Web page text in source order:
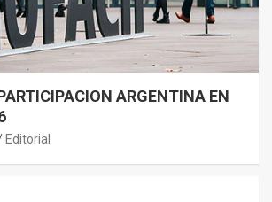
ARGENTINA EN
Editorial